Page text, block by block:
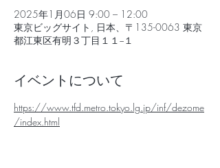
2025年1月06日 9:00 – 12:00
東京ビッグサイト, 日本、〒135-0063 東京
都江東区有明３丁目１１−１
イベントについて
https://www.tfd.metro.tokyo.lg.jp/inf/dezome
/index.html